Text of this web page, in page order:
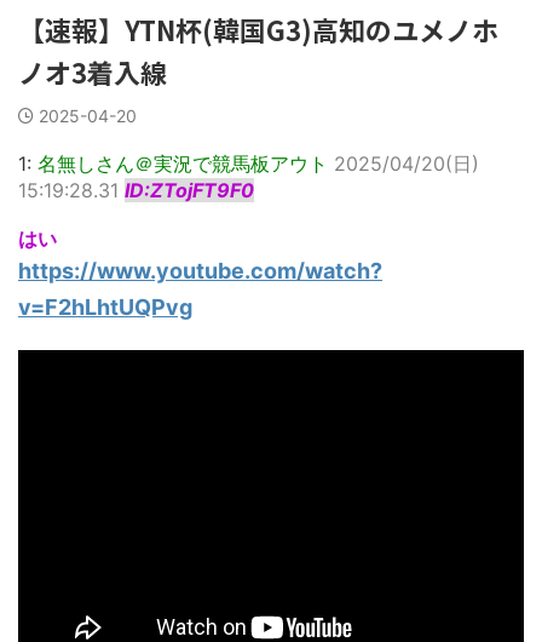
【速報】YTN杯(韓国G3)高知のユメノホ
ノオ3着入線
2025-04-20
1: 名無しさん＠実況で競馬板アウト 2025/04/20(日)
15:19:28.31 ID:ZTojFT9F0
はい
https://www.youtube.com/watch?
v=F2hLhtUQPvg